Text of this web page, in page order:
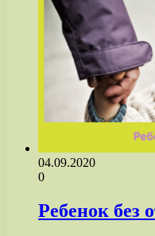
04.09.2020
0
Ребенок без